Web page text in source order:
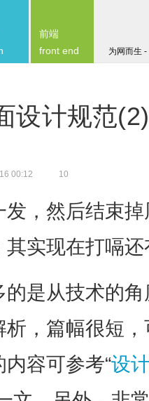
为网而生
前端
front end
设计规范
00:12 10
发，然后结束
其实现在打嗝
的是从技术的
析，篇幅很短
容可参考“设